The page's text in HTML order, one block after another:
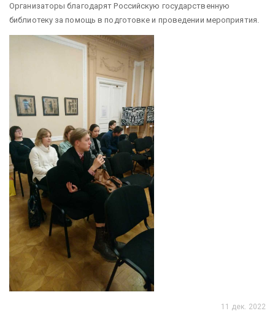
Организаторы благодарят Российскую государственную
библиотеку за помощь в подготовке и проведении мероприятия.
11 дек. 2022